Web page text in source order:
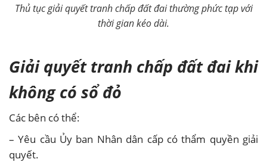
Thủ tục giải quyết tranh chấp đất đai thường phức tạp với
thời gian kéo dài.
Giải quyết tranh chấp đất đai khi
không có sổ đỏ
Các bên có thể:
– Yêu cầu Ủy ban Nhân dân cấp có thẩm quyền giải
quyết.